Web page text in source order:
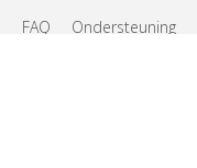
FAQ Ondersteuning